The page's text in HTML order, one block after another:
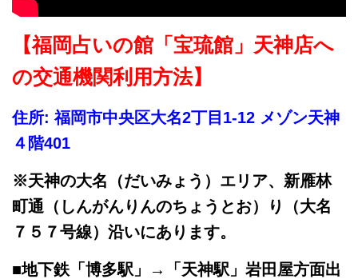
【福岡占いの館「宝琉館」天神店へ
の交通機関利用方法】
住所: 福岡市中央区大名2丁目1-12 メゾン天神
４階401
※天神の大名（だいみょう）エリア、新雁林
町通（しんがんりんのちょうとお）り（大名
７５７号線）沿いにあります。
■地下鉄「博多駅」→「天神駅」岩田屋方面出